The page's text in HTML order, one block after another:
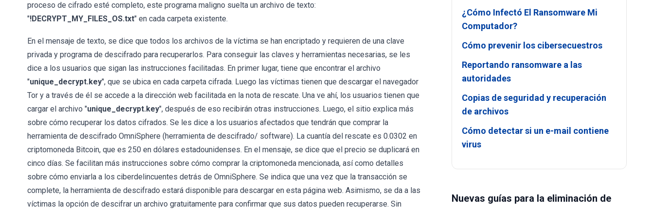
proceso de cifrado esté completo, este programa maligno suelta un archivo de texto:
"!DECRYPT_MY_FILES_OS.txt" en cada carpeta existente.
En el mensaje de texto, se dice que todos los archivos de la víctima se han encriptado y requieren de una clave
privada y programa de descifrado para recuperarlos. Para conseguir las claves y herramientas necesarias, se les
dice a los usuarios que sigan las instrucciones facilitadas. En primer lugar, tiene que encontrar el archivo
"unique_decrypt.key", que se ubica en cada carpeta cifrada. Luego las víctimas tienen que descargar el navegador
Tor y a través de él se accede a la dirección web facilitada en la nota de rescate. Una ve ahí, los usuarios tienen que
cargar el archivo "unique_decrypt.key", después de eso recibirán otras instrucciones. Luego, el sitio explica más
sobre cómo recuperar los datos cifrados. Se les dice a los usuarios afectados que tendrán que comprar la
herramienta de descifrado OmniSphere (herramienta de descifrado/ software). La cuantía del rescate es 0.0302 en
criptomoneda Bitcoin, que es 250 en dólares estadounidenses. En el mensaje, se dice que el precio se duplicará en
cinco días. Se facilitan más instrucciones sobre cómo comprar la criptomoneda mencionada, así como detalles
sobre cómo enviarla a los ciberdelincuentes detrás de OmniSphere. Se indica que una vez que la transacción se
complete, la herramienta de descifrado estará disponible para descargar en esta página web. Asimismo, se da a las
víctimas la opción de descifrar un archivo gratuitamente para confirmar que sus datos pueden recuperarse. Sin
¿Cómo Infectó El Ransomware Mi
Computador?
Cómo prevenir los cibersecuestros
Reportando ransomware a las
autoridades
Copias de seguridad y recuperación
de archivos
Cómo detectar si un e-mail contiene
virus
Nuevas guías para la eliminación de